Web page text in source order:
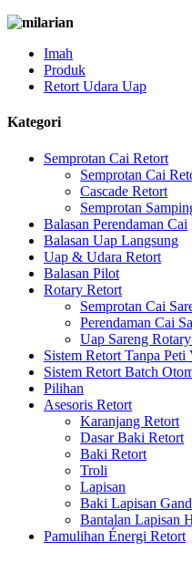
Imah
Produk
Retort Udara Uap
Kategori
Semprotan Cai Retort
Semprotan Cai
Cascade Retort
Semprotan
Balasan Perendaman Cai
Balasan Uap Langsung
Uap & Udara Retort
Balasan Pilot
Rotary Retort
Semprotan Cai
Perendaman Cai
Uap Sareng
Sistem Retort Tanpa Peti
Sistem Retort Batch
Pilihan
Asesoris Retort
Karanjang Retort
Dasar Baki Retort
Baki Retort
Troli
Lapisan
Baki Lapisan
Bantalan Lapisan
Pamulihan Énergi Retort